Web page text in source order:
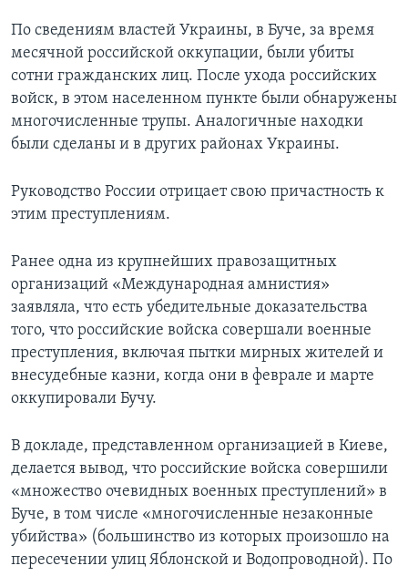
По сведениям властей Украины, в Буче, за время
месячной российской оккупации, были убиты
сотни гражданских лиц. После ухода российских
войск, в этом населенном пункте были обнаружены
многочисленные трупы. Аналогичные находки
были сделаны и в других районах Украины.
Руководство России отрицает свою причастность к
этим преступлениям.
Ранее одна из крупнейших правозащитных
организаций «Международная амнистия»
заявляла, что есть убедительные доказательства
того, что российские войска совершали военные
преступления, включая пытки мирных жителей и
внесудебные казни, когда они в феврале и марте
оккупировали Бучу.
В докладе, представленном организацией в Киеве,
делается вывод, что российские войска совершили
«множество очевидных военных преступлений» в
Буче, в том числе «многочисленные незаконные
убийства» (большинство из которых произошло на
пересечении улиц Яблонской и Водопроводной). По